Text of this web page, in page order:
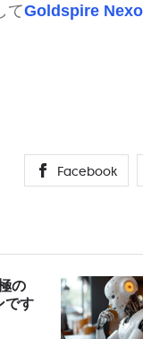
てGoldspire Nexo
Facebook
の
です